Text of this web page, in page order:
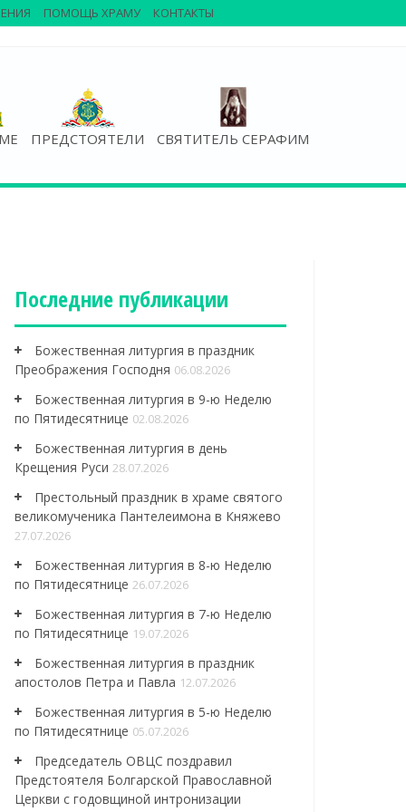
ПРЕДСТОЯТЕЛИ СВЯТИТЕЛЬ СЕРАФИМ
ПОМОЩЬ ХРАМУ КОНТАКТЫ
Последние публикации
Божественная литургия в праздник
Преображения Господня 06.08.2026
Божественная литургия в 9-ю Неделю
по Пятидесятнице 02.08.2026
Божественная литургия в день
Крещения Руси 28.07.2026
Престольный праздник в храме святого
великомученика Пантелеимона в Княжево
27.07.2026
Божественная литургия в 8-ю Неделю
по Пятидесятнице 26.07.2026
Божественная литургия в 7-ю Неделю
по Пятидесятнице 19.07.2026
Божественная литургия в праздник
апостолов Петра и Павла 12.07.2026
Божественная литургия в 5-ю Неделю
по Пятидесятнице 05.07.2026
Председатель ОВЦС поздравил
Предстоятеля Болгарской Православной
Церкви с годовщиной интронизации